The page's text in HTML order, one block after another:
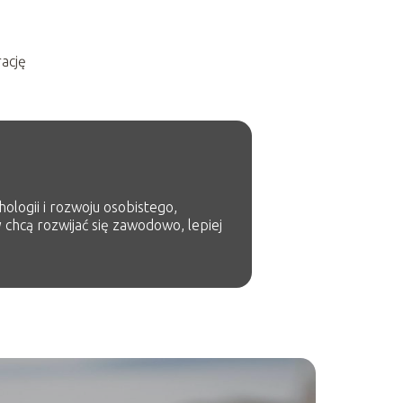
i rozwoju osobistego,
rozwijać się zawodowo, lepiej